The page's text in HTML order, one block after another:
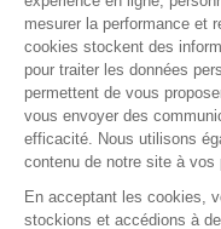
NOS PRODUITS
THE KASE